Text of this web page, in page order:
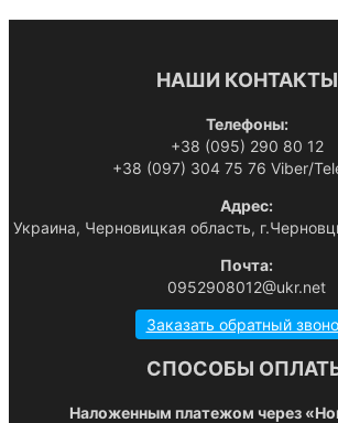
НАШИ КОНТАКТЫ
Телефоны:
+38 (095) 290 80 12
+38 (097) 304 75 76 Viber/
Адрес:
Украина, Черновицкая область,
Почта:
0952908012@ukr.net
Заказать обратный
СПОСОБЫ
Наложенным платежом через